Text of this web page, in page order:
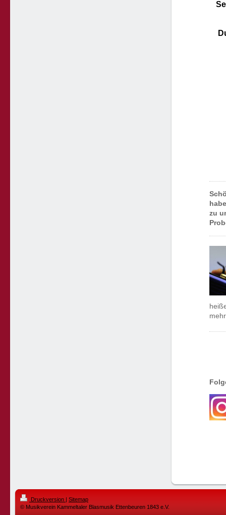
zu
Druckversion | Sitemap
© Musikverein Kammeltaler Blasmusik Ettenbeuren 1843 e.V.